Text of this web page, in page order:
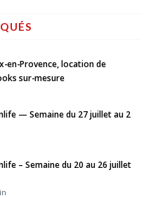
en-Provence, location de
sur-mesure
— Semaine du 27 juillet au 2
– Semaine du 20 au 26 juillet